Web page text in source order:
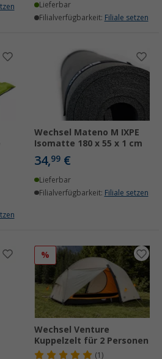
Lieferbar
Filialverfügbarkeit: Filiale setzen
Wechsel Mateno M IXPE
Isomatte 180 x 55 x 1 cm
34,99 €
Lieferbar
Filialverfügbarkeit: Filiale setzen
%
Wechsel Venture
Kuppelzelt für 2 Personen
(1)